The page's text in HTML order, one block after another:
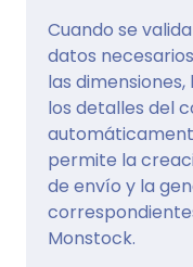
Cuando se
datos
las
los detalles del
permite la
de envío y la
Monstock.